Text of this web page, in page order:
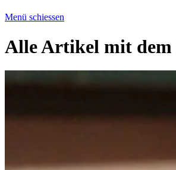
Menü schiessen
Alle Artikel mit dem